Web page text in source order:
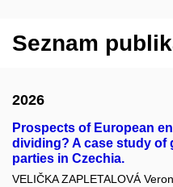
Seznam
2026
Prospects of European
dividing? A case study
parties in Czechia.
VELIČKA ZAPLETALOVÁ